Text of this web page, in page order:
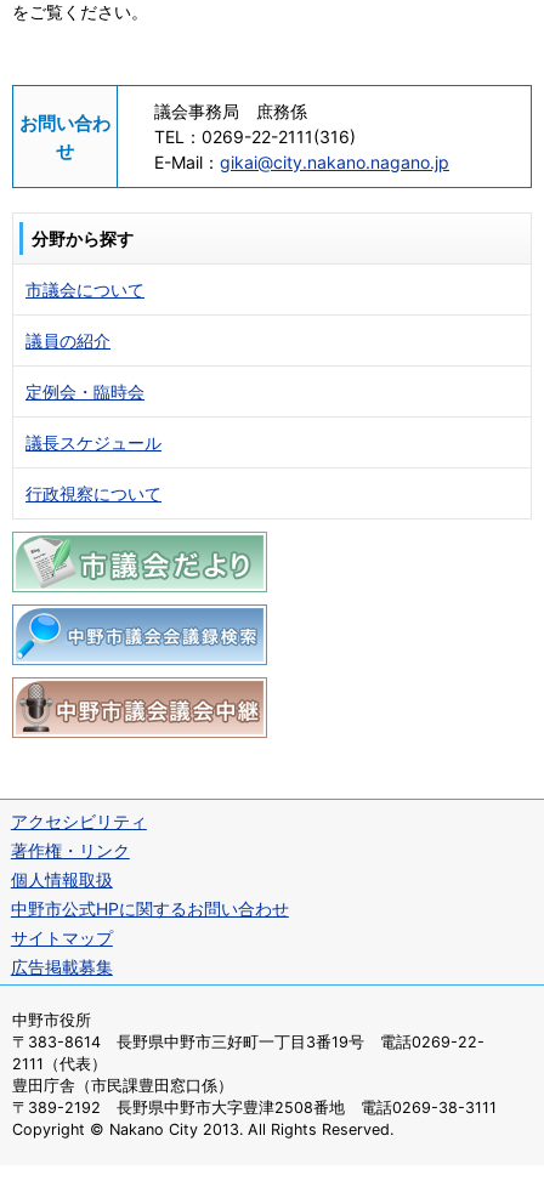
をご覧ください。
お問い合わ
せ
議会事務局 庶務係
TEL： 0269-22-2111(316)
E-Mail： gikai@city.nakano.nagano.jp
分野から探す
市議会について
議員の紹介
定例会・臨時会
議長スケジュール
行政視察について
アクセシビリティ
著作権・リンク
個人情報取扱
中野市公式HPに関するお問い合わせ
サイトマップ
広告掲載募集
中野市役所
〒383-8614 長野県中野市三好町一丁目3番19号 電話0269-22-
2111（代表）
豊田庁舎（市民課豊田窓口係）
〒389-2192 長野県中野市大字豊津2508番地 電話0269-38-3111
Copyright © Nakano City 2013. All Rights Reserved.